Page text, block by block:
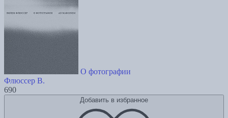
О фотографии
Флюссер В.
690
Добавить в избранное